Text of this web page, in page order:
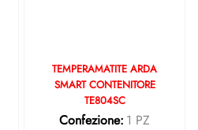
TEMPERAMATITE ARDA
SMART CONTENITORE
TE804SC
Confezione: 1 PZ